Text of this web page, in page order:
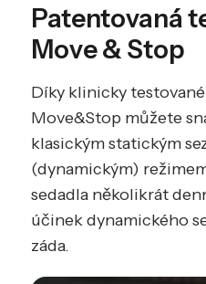
Patentovaná
Move & Stop
Díky klinicky
Move&Stop můžete
klasickým statickým
(dynamickým)
sedadla několikrát
účinek dynamického
záda.